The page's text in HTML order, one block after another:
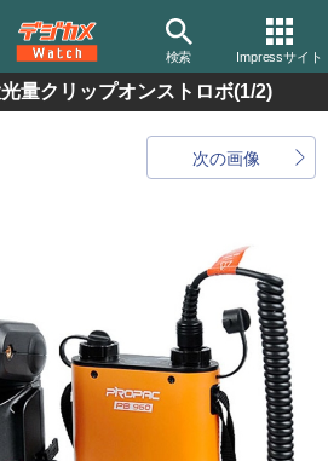
検索 Impressサイト
量クリップオンストロボ(1/2)
次の画像